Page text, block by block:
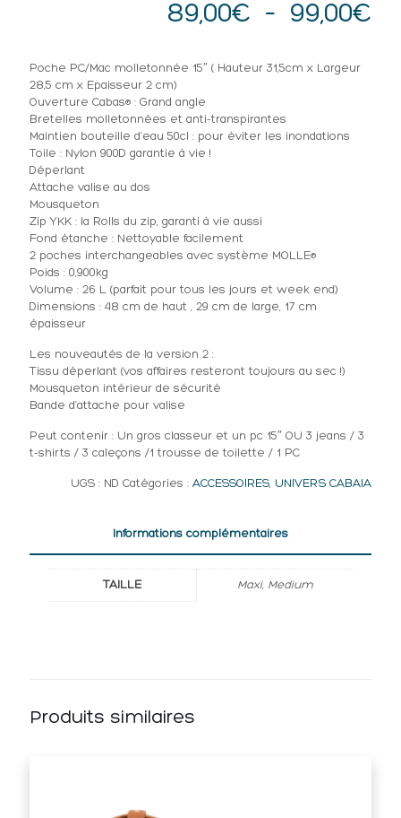
89,00€ – 99,00€
Poche PC/Mac molletonnée 15″ ( Hauteur 31,5cm x Largeur
28,5 cm x Epaisseur 2 cm)
Ouverture Cabas® : Grand angle
Bretelles molletonnées et anti-transpirantes
Maintien bouteille d’eau 50cl : pour éviter les inondations
Toile : Nylon 900D garantie à vie !
Déperlant
Attache valise au dos
Mousqueton
Zip YKK : la Rolls du zip, garanti à vie aussi
Fond étanche : Nettoyable facilement
2 poches interchangeables avec système MOLLE®
Poids : 0,900kg
Volume : 26 L (parfait pour tous les jours et week end)
Dimensions : 48 cm de haut , 29 cm de large, 17 cm
épaisseur
Les nouveautés de la version 2 :
Tissu déperlant (vos affaires resteront toujours au sec !)
Mousqueton intérieur de sécurité
Bande d’attache pour valise
Peut contenir : Un gros classeur et un pc 15″ OU 3 jeans / 3
t-shirts / 3 caleçons /1 trousse de toilette / 1 PC
UGS : ND Catégories : ACCESSOIRES, UNIVERS CABAIA
Informations complémentaires
TAILLE Maxi, Medium
Produits similaires